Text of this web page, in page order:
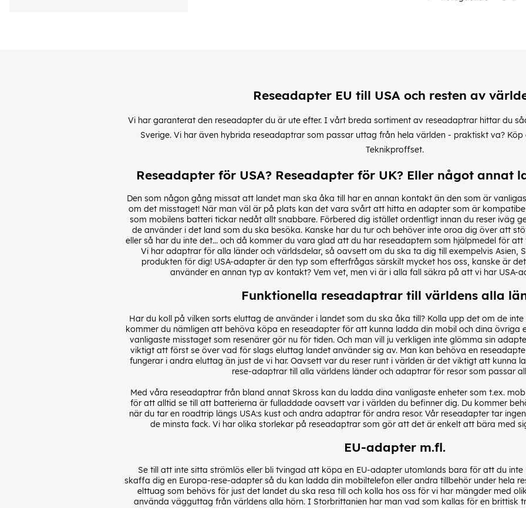
Reseadapter EU till USA och resten av
Vi har garanterat den reseadapter du är ute efter. I vårt breda sortiment av reseadaptrar hittar du
Sverige. Vi har även hybrida reseadaptrar som passar uttag från hela världen - praktiskt va?
Teknikproffset.
Reseadapter för USA? Reseadapter för UK? Eller något annat
Den som någon gång missat att landet man ska åka till har en annan kontakt än den som är
om det misstaget! När man väl är på plats kan det vara svårt att hitta en adapter som är
som mobilens batteri tickar nedåt allt snabbare. Förbered dig istället ordentligt innan du reser iväg
de använder i det land som du ska besöka. Kanske har du tur och behöver inte oroa dig över att
eller så har du inte det... och då kommer du vara glad att du har reseadaptern som hjälpmedel för
Vi har adaptrar för alla länder och världsdelar, så oavsett om du ska ta dig till exempelvis Asien,
produkten för dig! USA-adapter är den typ som efterfrågas särskilt mycket hos oss, kanske är
använder en annan typ av kontakt? Vem vet, men vi är i alla fall säkra på att vi har USA-
Funktionella reseadaptrar till världens alla
Har du koll på vilken sorts eluttag de använder i landet som du ska åka till? Kolla upp det om de
kommer du nämligen att behöva köpa en reseadapter för att kunna ladda din mobil och dina övriga
vanligaste misstaget som resenärer gör nu för tiden. Och man vill ju verkligen inte glömma sin
viktigt att först se över vad för slags eluttag landet använder sig av. Man kan behöva en
fungerar i andra eluttag än just de vi har. Oavsett var du reser runt i världen är det viktigt att kunna
rese-adaptrar till alla världens länder och adaptrar för resor som passar
Med våra reseadaptrar från bland annat Skross kan du ladda dina vanligaste enheter som t.ex.
för att alltid se till att batterierna är fulladdade oavsett var i världen du befinner dig. Du kommer
när du tar en roadtrip längs USA:s kust och andra adaptrar för andra resor. Vår reseadapter tar
de minsta fack. Vi har olika storlekar på reseadaptrar som gör att det är enkelt att bära med
EU-adapter m.fl.
Se till att inte sitta strömlös eller bli tvingad att köpa en EU-adapter utomlands bara för att du
skaffa dig en Europa-rese-adapter så du kan ladda din mobiltelefon eller andra tillbehör under hela
elttuag som behövs för just det landet du ska resa till och kolla hos oss för vi har mängder med
använda vägguttag från världens alla hörn. I Storbrittanien har man vad som kallas för en brittisk